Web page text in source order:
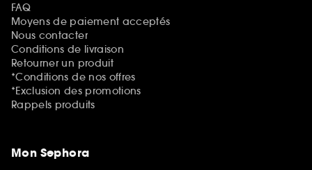
FAQ
Moyens de paiement acceptés
Nous contacter
Conditions de livraison
Retourner un produit
*Conditions de nos offres
*Exclusion des promotions
Rappels produits
Mon Sephora